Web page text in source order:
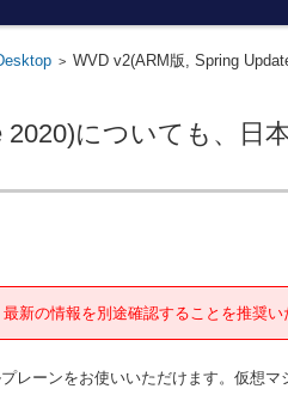
> WVD v2(ARM版, Spring
2020)についても、日
新の情報を別途確認することを推奨い
レーンをお使いいただけます。仮想